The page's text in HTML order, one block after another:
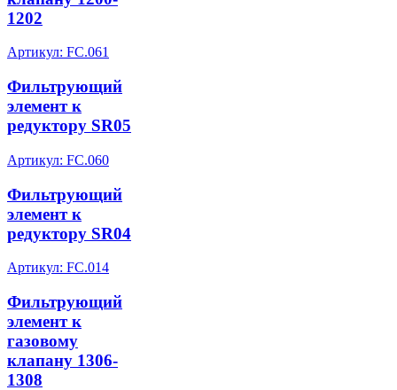
1202
Артикул: FC.061
Фильтрующий
элемент к
редуктору SR05
Артикул: FC.060
Фильтрующий
элемент к
редуктору SR04
Артикул: FC.014
Фильтрующий
элемент к
газовому
клапану 1306-
1308